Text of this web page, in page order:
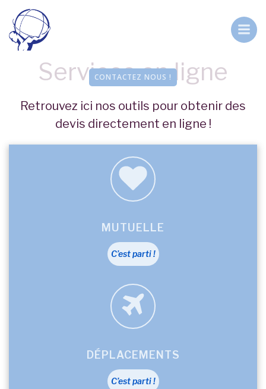
CONTACTEZ NOUS !
Services en ligne
Retrouvez ici nos outils pour obtenir des
devis directement en ligne !
MUTUELLE
C’est parti !
DÉPLACEMENTS
C’est parti !